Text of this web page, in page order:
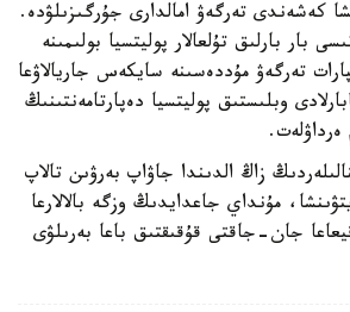
كەشەندى تەرگەۋ امالدارى جۇرگىزىلۋدە.
بار بارلىق تۇلعالار پوليتسيا بولىمىنە
تەرگەۋ مۇددەسىنە سايكەس جاريالاۋعا
وبلىستىق پوليتسيا دەپارتامەنتىنىڭ
زاڭ الدىندا جاۋاپ بەرۋىن تالاپ
مۇنداي جاعدايدىڭ وزگە بالالارعا
جان-جاقتى قۇقىقتىق باعا بەرىلۋى